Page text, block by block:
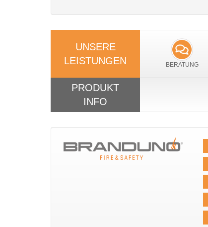
UNSERE
LEISTUNGEN
BERATUNG
PRODUKT
INFO